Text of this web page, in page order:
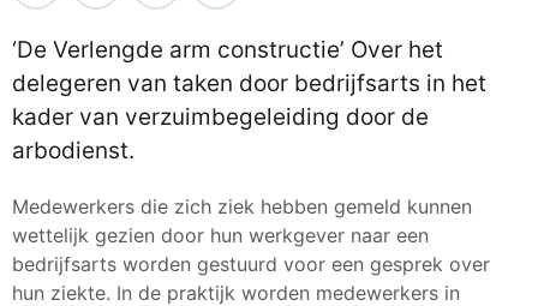
‘De Verlengde arm constructie’ Over het
delegeren van taken door bedrijfsarts in het
kader van verzuimbegeleiding door de
arbodienst.
Medewerkers die zich ziek hebben gemeld kunnen
wettelijk gezien door hun werkgever naar een
bedrijfsarts worden gestuurd voor een gesprek over
hun ziekte. In de praktijk worden medewerkers in